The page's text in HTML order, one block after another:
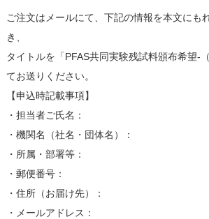
ご注文はメールにて、下記の情報を本文にも
き、
タイトルを「PFAS共同実験残試料頒布希望-
てお送りください。
【申込時記載事項】
・担当者ご氏名：
・機関名（社名・団体名）：
・所属・部署等：
・郵便番号：
・住所（お届け先）：
・メールアドレス：